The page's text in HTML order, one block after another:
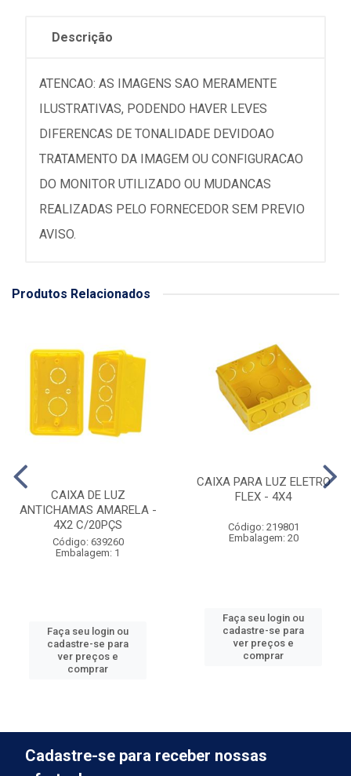
Descrição
ATENCAO: AS IMAGENS SAO MERAMENTE
ILUSTRATIVAS, PODENDO HAVER LEVES
DIFERENCAS DE TONALIDADE DEVIDOAO
TRATAMENTO DA IMAGEM OU CONFIGURACAO
DO MONITOR UTILIZADO OU MUDANCAS
REALIZADAS PELO FORNECEDOR SEM PREVIO
AVISO.
Produtos Relacionados
CAIXA DE LUZ
ANTICHAMAS AMARELA -
4X2 C/20PÇS
Código: 639260
Embalagem: 1
Faça seu login ou
cadastre-se para
ver preços e
comprar
CAIXA PARA LUZ ELETRO
FLEX - 4X4
Código: 219801
Embalagem: 20
Faça seu login ou
cadastre-se para
ver preços e
comprar
Cadastre-se para receber nossas